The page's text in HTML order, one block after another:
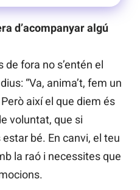
d’acompanyar algú
fora no s’entén el
“Va, anima’t, fem un
així el que diem és
voluntat, que si
bé. En canvi, el teu
la raó i necessites que